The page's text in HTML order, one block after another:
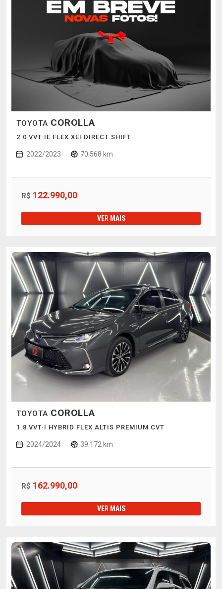
TOYOTA COROLLA
2.0 VVT-IE FLEX XEI DIRECT SHIFT
2022/2023 70.568 km
R$ 122.990,00
VER MAIS
TOYOTA COROLLA
1.8 VVT-I HYBRID FLEX ALTIS PREMIUM CVT
2024/2024 39.172 km
R$ 162.990,00
VER MAIS